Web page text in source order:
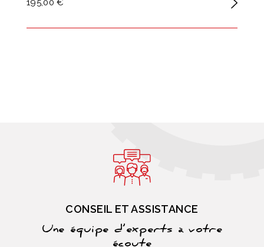
195,00 €
CONSEIL ET ASSISTANCE
Une équipe d’experts à votre